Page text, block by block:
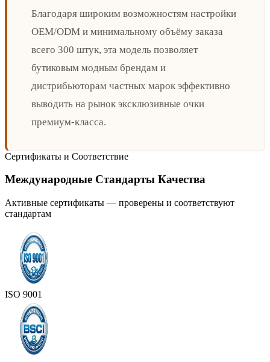
Благодаря широким возможностям настройки
OEM/ODM и минимальному объёму заказа
всего 300 штук, эта модель позволяет
бутиковым модным брендам и
дистрибьюторам частных марок эффективно
выводить на рынок эксклюзивные очки
премиум-класса.
Сертификаты и Соответствие
Международные Стандарты Качества
Активные сертификаты — проверены и соответствуют
стандартам
ISO 9001